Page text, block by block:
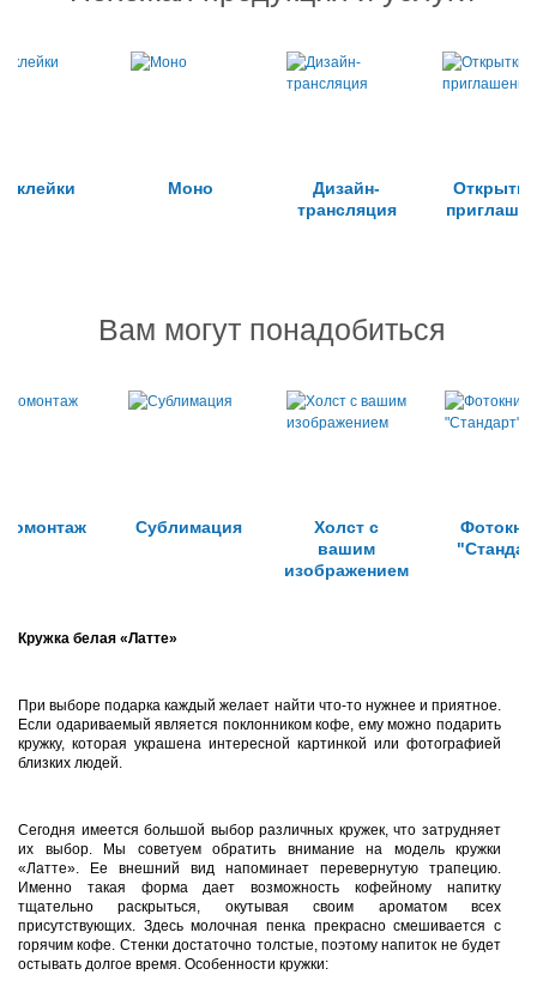
Моно
Дизайн-
трансляция
Вам могут понадобиться
Сублимация
Холст с
вашим
изображением
Кружка белая «Латте»
При выборе подарка каждый желает найти что-то нужнее и приятное.
Если одариваемый является поклонником кофе, ему можно подарить
кружку, которая украшена интересной картинкой или фотографией
близких людей.
Сегодня имеется большой выбор различных кружек, что затрудняет
их выбор. Мы советуем обратить внимание на модель кружки
«Латте». Ее внешний вид напоминает перевернутую трапецию.
Именно такая форма дает возможность кофейному напитку
тщательно раскрыться, окутывая своим ароматом всех
присутствующих. Здесь молочная пенка прекрасно смешивается с
горячим кофе. Стенки достаточно толстые, поэтому напиток не будет
остывать долгое время. Особенности кружки: